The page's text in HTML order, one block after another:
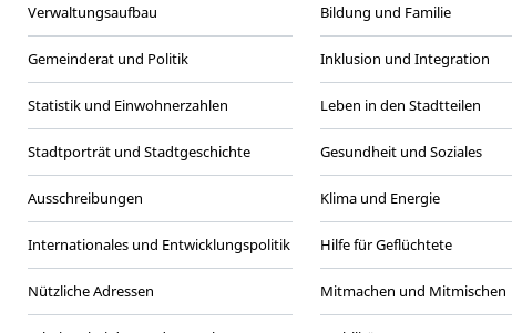
Verwaltungsaufbau
Gemeinderat und Politik
Statistik und Einwohnerzahlen
Stadtporträt und Stadtgeschichte
Ausschreibungen
Internationales und Entwicklungspolitik
Nützliche Adressen
Bildung und Familie
Inklusion und Integration
Leben in den Stadtteilen
Gesundheit und Soziales
Klima und Energie
Hilfe für Geflüchtete
Mitmachen und Mitmischen